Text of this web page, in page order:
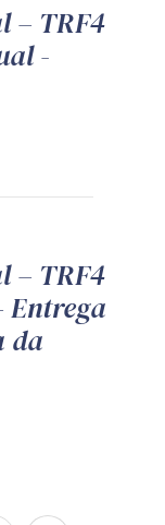
– TRF4
-
– TRF4
Entrega
da